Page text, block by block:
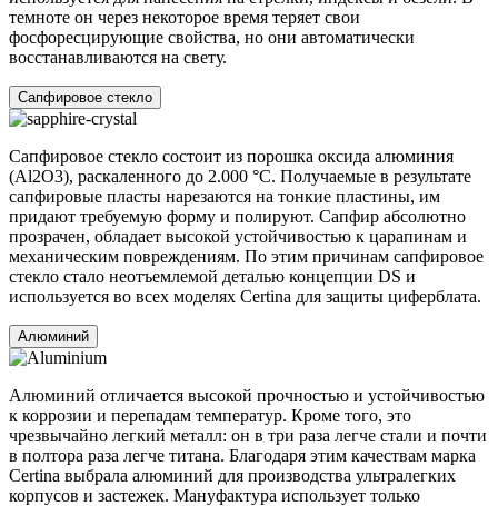
темноте он через некоторое время теряет свои
фосфоресцирующие свойства, но они автоматически
восстанавливаются на свету.
Сапфировое стекло
Сапфировое стекло состоит из порошка оксида алюминия
(Al2O3), раскаленного до 2.000 °C. Получаемые в результате
сапфировые пласты нарезаются на тонкие пластины, им
придают требуемую форму и полируют. Сапфир абсолютно
прозрачен, обладает высокой устойчивостью к царапинам и
механическим повреждениям. По этим причинам сапфировое
стекло стало неотъемлемой деталью концепции DS и
используется во всех моделях Certina для защиты циферблата.
Алюминий
Алюминий отличается высокой прочностью и устойчивостью
к коррозии и перепадам температур. Кроме того, это
чрезвычайно легкий металл: он в три раза легче стали и почти
в полтора раза легче титана. Благодаря этим качествам марка
Certina выбрала алюминий для производства ультралегких
корпусов и застежек. Мануфактура использует только